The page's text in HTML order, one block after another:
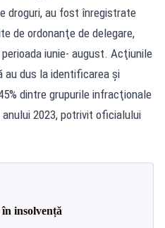
droguri, au fost înregistrate
de ordonanţe de delegare,
iunie- august. Acţiunile
au dus la identificarea şi
dintre grupurile infracţionale
2023, potrivit oficialului
insolvență